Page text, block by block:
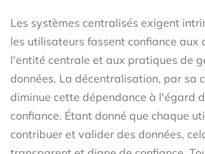
Les systèmes centralisés exigent
les utilisateurs fassent confiance aux
l'entité centrale et aux pratiques de
données. La décentralisation, par sa
diminue cette dépendance à l'égard
confiance. Étant donné que chaque
contribuer et valider des données,